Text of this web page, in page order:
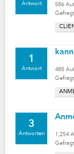
Antwort 586
Gefragt
1
Antwort 485
Gefragt
3
Antworten 1,254
Gefragt